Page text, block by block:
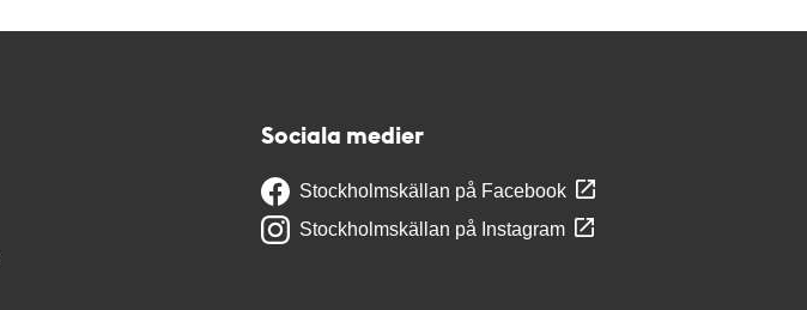
Sociala medier
Stockholmskällan på Facebook
Stockholmskällan på Instagram